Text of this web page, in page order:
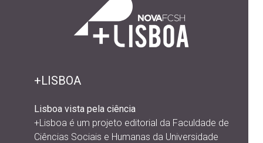
+LISBOA
Lisboa vista pela ciência
+Lisboa é um projeto editorial da Faculdade de
Ciências Sociais e Humanas da Universidade